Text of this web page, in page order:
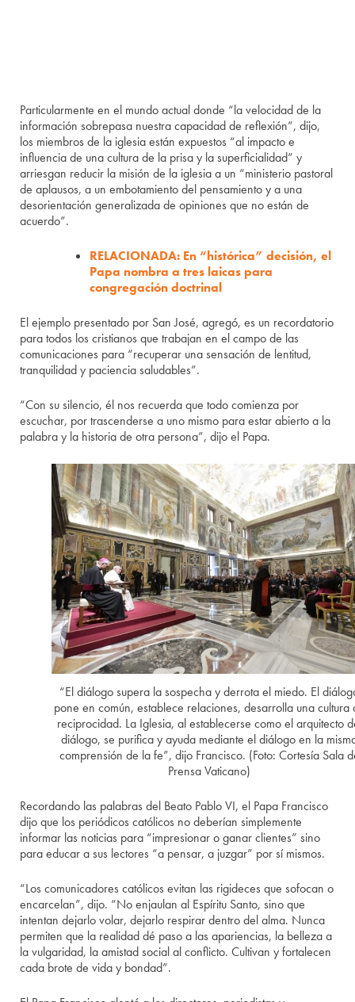
Particularmente en el mundo actual donde “la velocidad de la
información sobrepasa nuestra capacidad de reflexión”, dijo,
los miembros de la iglesia están expuestos “al impacto e
influencia de una cultura de la prisa y la superficialidad” y
arriesgan reducir la misión de la iglesia a un “ministerio pastoral
de aplausos, a un embotamiento del pensamiento y a una
desorientación generalizada de opiniones que no están de
acuerdo”.
RELACIONADA: En “histórica” decisión, el
Papa nombra a tres laicas para
congregación doctrinal
El ejemplo presentado por San José, agregó, es un recordatorio
para todos los cristianos que trabajan en el campo de las
comunicaciones para “recuperar una sensación de lentitud,
tranquilidad y paciencia saludables”.
“Con su silencio, él nos recuerda que todo comienza por
escuchar, por trascenderse a uno mismo para estar abierto a la
palabra y la historia de otra persona”, dijo el Papa.
“El diálogo supera la sospecha y derrota el miedo. El
pone en común, establece relaciones, desarrolla una cultura
reciprocidad. La Iglesia, al establecerse como el arquitecto
diálogo, se purifica y ayuda mediante el diálogo en la
comprensión de la fe”, dijo Francisco. (Foto: Cortesía Sala
Prensa Vaticano)
Recordando las palabras del Beato Pablo VI, el Papa Francisco
dijo que los periódicos católicos no deberían simplemente
informar las noticias para “impresionar o ganar clientes” sino
para educar a sus lectores “a pensar, a juzgar” por sí mismos.
“Los comunicadores católicos evitan las rigideces que sofocan o
encarcelan”, dijo. “No enjaulan al Espíritu Santo, sino que
intentan dejarlo volar, dejarlo respirar dentro del alma. Nunca
permiten que la realidad dé paso a las apariencias, la belleza a
la vulgaridad, la amistad social al conflicto. Cultivan y fortalecen
cada brote de vida y bondad”.